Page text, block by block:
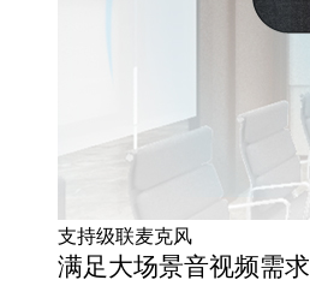
支持级联麦克风
满足大场景音视频需求